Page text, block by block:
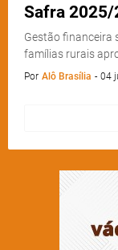
Safra 2025/
Gestão financeira
famílias rurais
Por Alô Brasília - 04